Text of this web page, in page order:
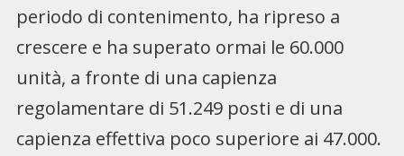
periodo di contenimento, ha ripreso a
crescere e ha superato ormai le 60.000
unità, a fronte di una capienza
regolamentare di 51.249 posti e di una
capienza effettiva poco superiore ai 47.000.